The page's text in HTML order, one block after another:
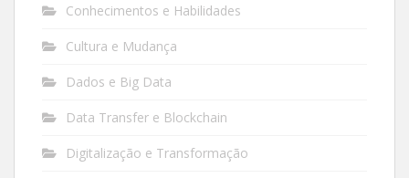
Conhecimentos e Habilidades
Cultura e Mudança
Dados e Big Data
Data Transfer e Blockchain
Digitalização e Transformação